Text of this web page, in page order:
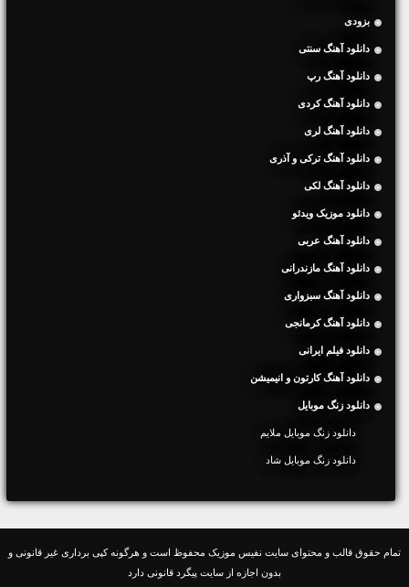
بزودی
دانلود آهنگ سنتی
دانلود آهنگ رپ
دانلود آهنگ کردی
دانلود آهنگ لری
دانلود آهنگ ترکی و آذری
دانلود آهنگ لکی
دانلود موزیک ویدئو
دانلود آهنگ عربی
دانلود آهنگ مازندرانی
دانلود آهنگ سبزواری
دانلود آهنگ کرمانجی
دانلود فیلم ایرانی
دانلود آهنگ کارتون و انیمیشن
دانلود زنگ موبایل
دانلود زنگ موبایل ملایم
دانلود زنگ موبایل شاد
تمام حقوق قالب و محتوای سایت نفیس موزیک محفوظ است و هرگونه کپی برداری غیر قانونی و
بدون اجازه از سایت پیگرد قانونی دارد